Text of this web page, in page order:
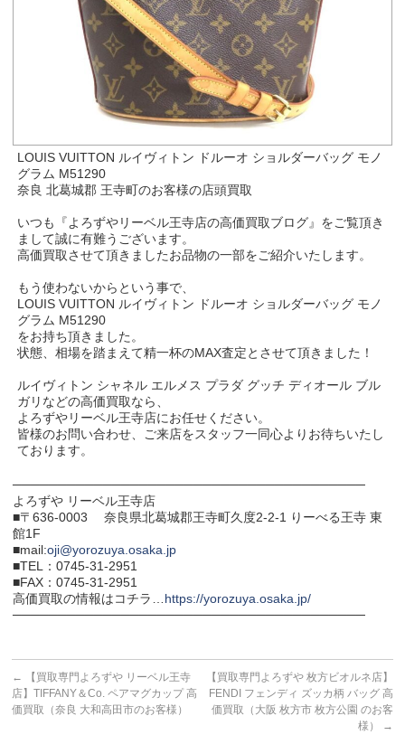
LOUIS VUITTON ルイヴィトン ドルーオ ショルダーバッグ モノ
グラム M51290
奈良 北葛城郡 王寺町のお客様の店頭買取
いつも『よろずやリーベル王寺店の高価買取ブログ』をご覧頂き
まして誠に有難うございます。
高価買取させて頂きましたお品物の一部をご紹介いたします。
もう使わないからという事で、
LOUIS VUITTON ルイヴィトン ドルーオ ショルダーバッグ モノ
グラム M51290
をお持ち頂きました。
状態、相場を踏まえて精一杯のMAX査定とさせて頂きました！
ルイヴィトン シャネル エルメス プラダ グッチ ディオール ブル
ガリなどの高価買取なら、
よろずやリーベル王寺店にお任せください。
皆様のお問い合わせ、ご来店をスタッフ一同心よりお待ちいたし
ております。
───────────────────────────────────────
よろずや リーベル王寺店
■〒636-0003 奈良県北葛城郡王寺町久度2-2-1 りーべる王寺 東
館1F
■mail:oji@yorozuya.osaka.jp
■TEL：0745-31-2951
■FAX：0745-31-2951
高価買取の情報はコチラ…https://yorozuya.osaka.jp/
───────────────────────────────────────
←
【買取専門よろずや リーベル王寺
店】TIFFANY＆Co. ペアマグカップ 高
価買取（奈良 大和高田市のお客様）
【買取専門よろずや 枚方ビオルネ店】
FENDI フェンディ ズッカ柄 バッグ 高
価買取（大阪 枚方市 枚方公園 のお客
様）
→